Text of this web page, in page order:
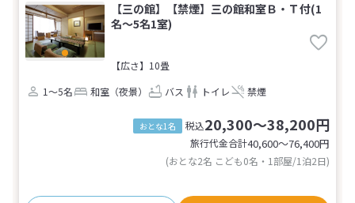
【三の館】【禁煙】三の館和室Ｂ・Ｔ付(1
名～5名1室)
【広さ】10畳
1～5名
和室（夜景） バス トイレ 禁煙
おとな1名 税込20,300～38,200円
旅行代金合計40,600〜76,400円
(おとな2名 こども0名・1部屋/1泊2日)